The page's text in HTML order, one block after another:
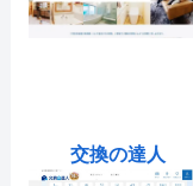
交換の達人